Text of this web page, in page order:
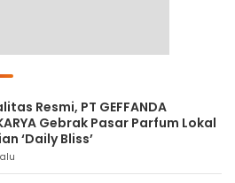
Resmi, PT GEFFANDA
Gebrak Pasar Parfum Lokal
‘Daily Bliss’